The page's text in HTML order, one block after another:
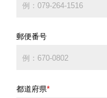
郵便番号
都道府県*